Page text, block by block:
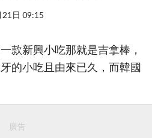
日 09:15
款新興小吃那就是吉拿棒，
的小吃且由來已久，而韓國
廣告